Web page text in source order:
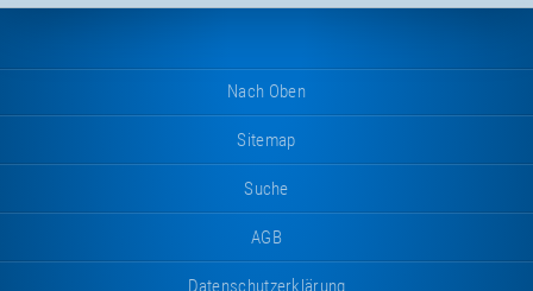
Nach Oben
Sitemap
Suche
AGB
Datenschutzerklärung